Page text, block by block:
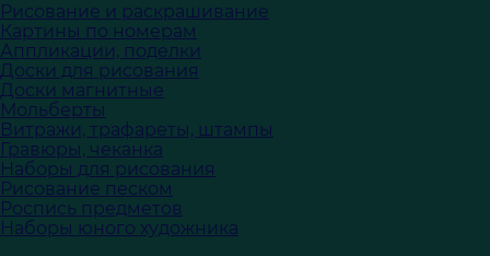
Рисование и раскрашивание
Картины по номерам
Аппликации, поделки
Доски для рисования
Доски магнитные
Мольберты
Витражи, трафареты, штампы
Гравюры, чеканка
Наборы для рисования
Рисование песком
Роспись предметов
Наборы юного художника